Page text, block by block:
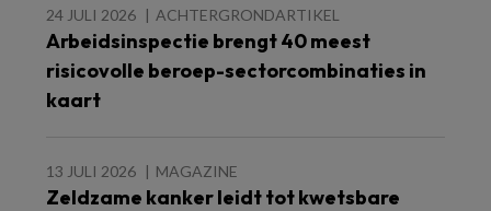
24 JULI 2026 ACHTERGRONDARTIKEL
Arbeidsinspectie brengt 40 meest
risicovolle beroep-sectorcombinaties in
kaart
13 JULI 2026 MAGAZINE
Zeldzame kanker leidt tot kwetsbare